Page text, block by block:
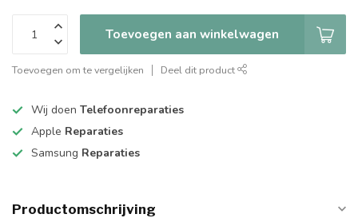
Toevoegen aan winkelwagen
Toevoegen om te vergelijken Deel dit product
Wij doen Telefoonreparaties
Apple Reparaties
Samsung Reparaties
Productomschrijving